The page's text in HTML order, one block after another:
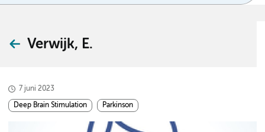
Verwijk, E.
7 juni 2023
Deep Brain Stimulation Parkinson